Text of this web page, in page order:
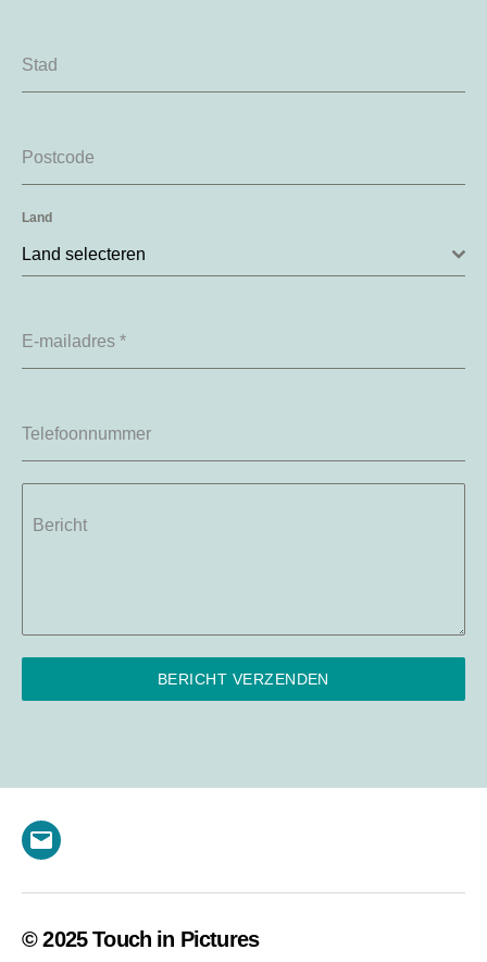
Stad
Postcode
Land
Land selecteren
E-mailadres *
Telefoonnummer
Bericht
BERICHT VERZENDEN
E-
© 2025 Touch in Pictures